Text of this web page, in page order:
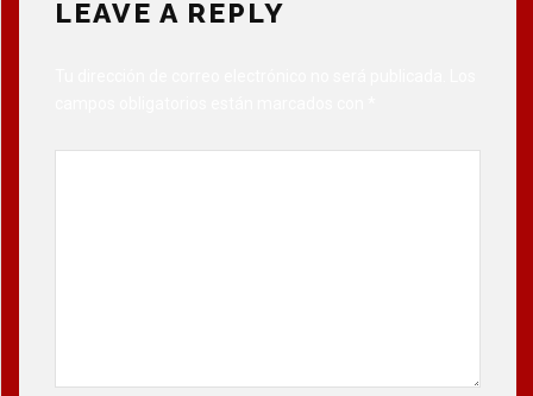
LEAVE A REPLY